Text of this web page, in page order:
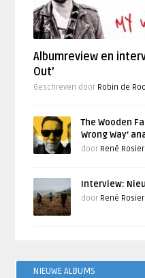
Albumreview en
Out’
Geschreven door Robin de
The Wooden
Wrong Way’
door René
Interview:
door René
NIEUWE ALBUMS